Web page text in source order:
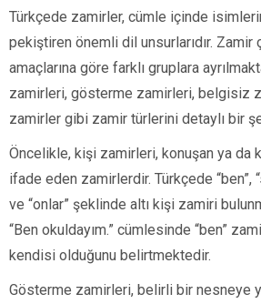
Türkçede zamirler, cümle içinde
pekiştiren önemli dil unsurlarıdır. Zamir
amaçlarına göre farklı gruplara
zamirleri, gösterme zamirleri, belgisiz
zamirler gibi zamir türlerini detaylı bir
Öncelikle, kişi zamirleri, konuşan ya da
ifade eden zamirlerdir. Türkçede “ben”,
ve “onlar” şeklinde altı kişi zamiri
“Ben okuldayım.” cümlesinde “ben”
kendisi olduğunu belirtmektedir.
Gösterme zamirleri, belirli bir nesneye